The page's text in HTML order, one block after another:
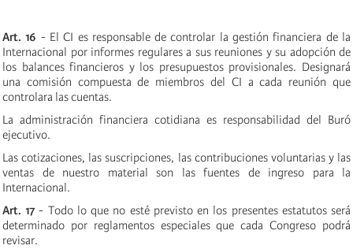
Art. 16 - El CI es responsable de controlar la gestión financiera de la
Internacional por informes regulares a sus reuniones y su adopción de
los balances financieros y los presupuestos provisionales. Designará
una comisión compuesta de miembros del CI a cada reunión que
controlara las cuentas.
La administración financiera cotidiana es responsabilidad del Buró
ejecutivo.
Las cotizaciones, las suscripciones, las contribuciones voluntarias y las
ventas de nuestro material son las fuentes de ingreso para la
Internacional.
Art. 17- Todo lo que no esté previsto en los presentes estatutos será
determinado por reglamentos especiales que cada Congreso podrá
revisar.